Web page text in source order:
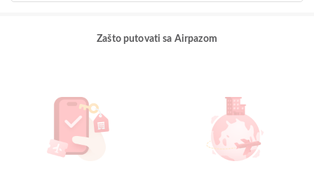
Zašto putovati sa Airpazom